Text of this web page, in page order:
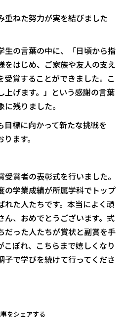
重ねた努力が実を結びました
生の言葉の中に、「日頃から指
をはじめ、ご家族や友人の支え
賞することができました。こ
上げます。」という感謝の言葉
残りました。
標に向かって新たな挑戦を
ます。
賞者の表彰式を行いました。
の学業成績が所属学科でトップ
れた人たちです。本当によく頑
ん、おめでとうございます。式
だった人たちが賞状と副賞を手
ぼれ、こちらまで嬉しくなり
子で学びを続けて行ってくださ
をシェアする